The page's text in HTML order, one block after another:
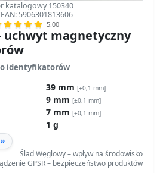
katalogowy 150340
5906301813606
5.00
uchwyt magnetyczny
identyfikatorów
39 mm [±0,1 mm]
9 mm [±0,1 mm]
7 mm [±0,1 mm]
1 g
Ślad Węglowy – wpływ na środowisko
GPSR – bezpieczeństwo produktów